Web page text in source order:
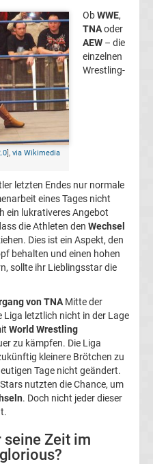
], via Wikimedia
ObWWE,
TNAoder
AEW – die
einzelnen
Wrestling-
letzten Endes nur normale
eines Tages nicht
ein lukrativeres Angebot
die Athleten den Wechsel
Dies ist ein Aspekt, den
behalten und einen hohen
sollte ihr Lieblingsstar die
von TNA Mitte der
Liga letztlich nicht in der Lage
World Wrestling
zu kämpfen. Die Liga
kleinere Brötchen zu
Tage nicht geändert.
nutzten die Chance, um
. Doch nicht jeder dieser
seine Zeit im